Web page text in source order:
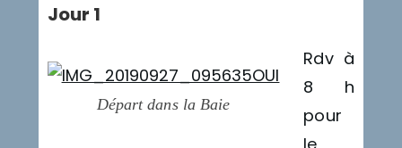
Jour 1
Départ dans la Baie
Rdv à
8 h
pour